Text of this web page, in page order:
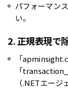
パフォーマン
い。
2. 正規表現で
「
「
（.NETエージ